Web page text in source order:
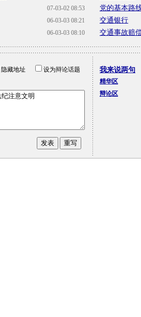
07-03-02 08:53
06-03-03 08:21
06-03-03 08:10
党的基本路
交通银行
交通事故赔
隐藏地址
设为辩论话题
我来说两句
精华区
辩论区